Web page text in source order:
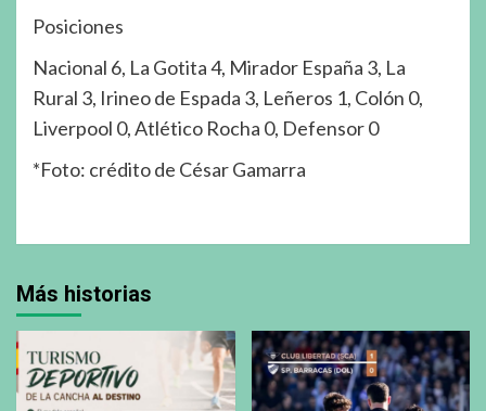
Posiciones
Nacional 6, La Gotita 4, Mirador España 3, La
Rural 3, Irineo de Espada 3, Leñeros 1, Colón 0,
Liverpool 0, Atlético Rocha 0, Defensor 0
*Foto: crédito de César Gamarra
Más historias